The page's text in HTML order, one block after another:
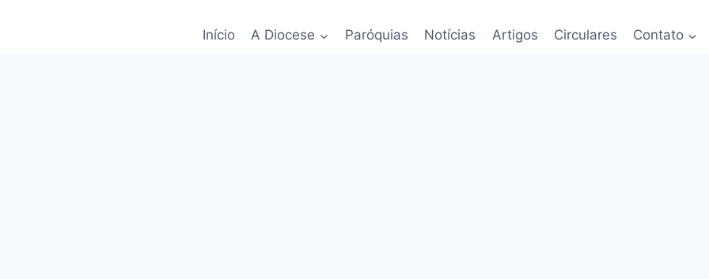
Início A Diocese Paróquias Notícias Artigos Circulares Contato